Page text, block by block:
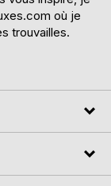
où je
trouvailles.